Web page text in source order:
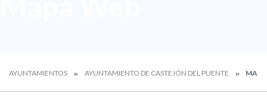
AYUNTAMIENTOS AYUNTAMIENTO DE CASTEJÓN DEL PUENTE